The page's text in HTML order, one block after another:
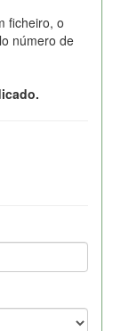
ficheiro, o
número de